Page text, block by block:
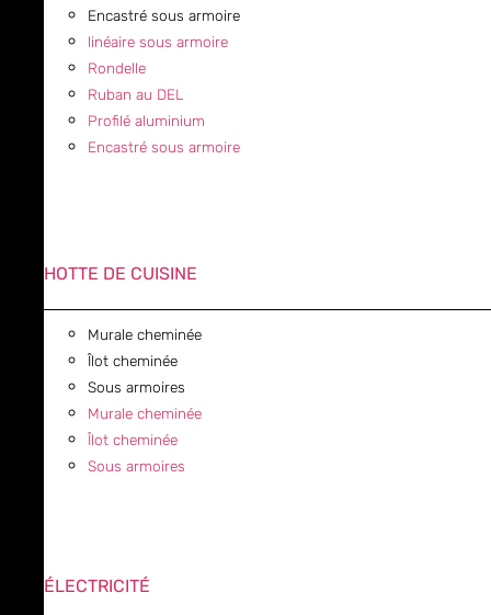
Encastré sous armoire
linéaire sous armoire
Rondelle
Ruban au DEL
Profilé aluminium
Encastré sous armoire
HOTTE DE CUISINE
Murale cheminée
Îlot cheminée
Sous armoires
Murale cheminée
Îlot cheminée
Sous armoires
ÉLECTRICITÉ